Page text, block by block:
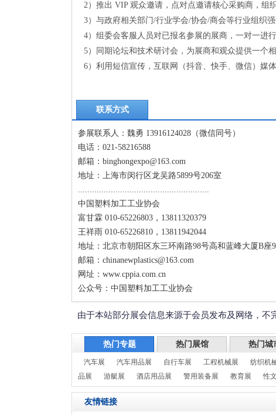
2）推出 VIP 观众邀请，点对点邀请核心采购商，组
3）与政府相关部门/行业学会/协会/商会等行业组织
4）组委会客服人员对已报名参展的展商，一对一进
5）同期论坛和技术研讨会，为展商和观众提供一个
6）利用短信宣传，互联网（抖音、快手、微信）媒
联系方式
参展联系人：魏勇 13916124028（微信同号）
电话：021-58216588
邮箱：binghongexpo@163.com
地址：上海市闵行区龙吴路5899号206室
........................................................
中国塑料加工工业协会
富甘霖 010-65226803，13811320379
王祥雨 010-65226810，13811942044
地址：北京市朝阳区东三环南路98号高和蓝峰大厦B座
邮箱：chinanewplastics@163.com
网址：www.cppia.com.cn
公众号：中国塑料加工工业协会
由于本站部分展会信息来源于会员发布及网络，
热门专题 热门展馆 热门城
汽车展 汽车用品展 自行车展 工程机械展 纺织机
品展
游艇展 酒店用品展 警用装备展 教育展 性
友情链接